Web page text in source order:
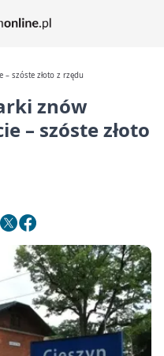
– szóste złoto z rzędu
znów
– szóste złoto